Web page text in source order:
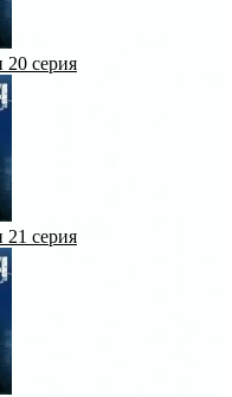
20 серия
21 серия